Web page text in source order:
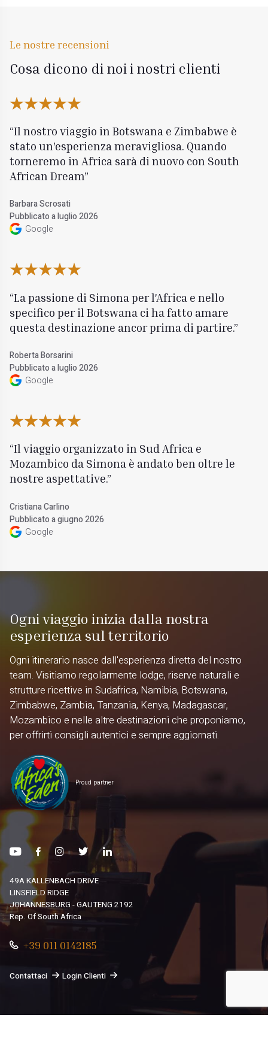
Le nostre recensioni
Cosa dicono di noi i nostri clienti
Il nostro viaggio in Botswana e Zimbabwe è
stato un'esperienza meravigliosa. Quando
torneremo in Africa sarà di nuovo con South
African Dream
Barbara Scrosati
Pubblicato a luglio 2026
Google
La passione di Simona per l'Africa e nello
specifico per il Botswana ci ha fatto amare
questa destinazione ancor prima di partire.
Roberta Borsarini
Pubblicato a luglio 2026
Google
Il viaggio organizzato in Sud Africa e
Mozambico da Simona è andato ben oltre le
nostre aspettative.
Cristiana Carlino
Pubblicato a giugno 2026
Google
Ogni viaggio inizia dalla nostra
esperienza sul territorio
Ogni itinerario nasce dall'esperienza diretta del nostro
team. Visitiamo regolarmente lodge, riserve naturali e
strutture ricettive in Sudafrica, Namibia, Botswana,
Zimbabwe, Zambia, Tanzania, Kenya, Madagascar,
Mozambico e nelle altre destinazioni che proponiamo,
per offrirti consigli autentici e sempre aggiornati.
Proud partner
49A KALLENBACH DRIVE
LINSFIELD RIDGE
JOHANNESBURG - GAUTENG 2192
Rep. Of South Africa
+39 011 0142185
Contattaci Login Clienti